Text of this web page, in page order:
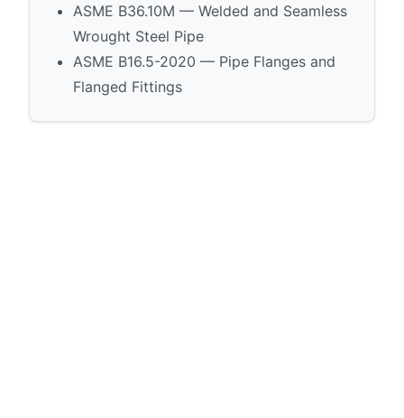
ASME B36.10M — Welded and Seamless
Wrought Steel Pipe
ASME B16.5-2020 — Pipe Flanges and
Flanged Fittings